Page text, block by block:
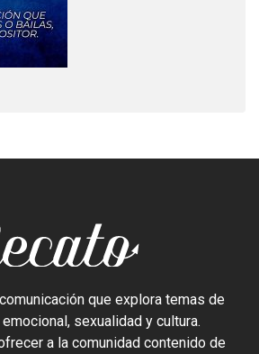
que explora temas de
sexualidad y cultura.
a la comunidad contenido de